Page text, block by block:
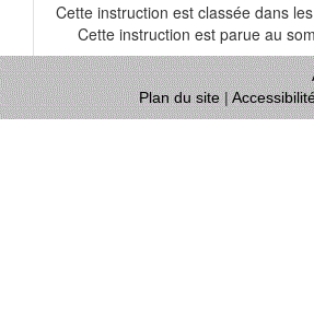
Cette instruction est classée dans
Cette instruction est parue au
Plan du site|